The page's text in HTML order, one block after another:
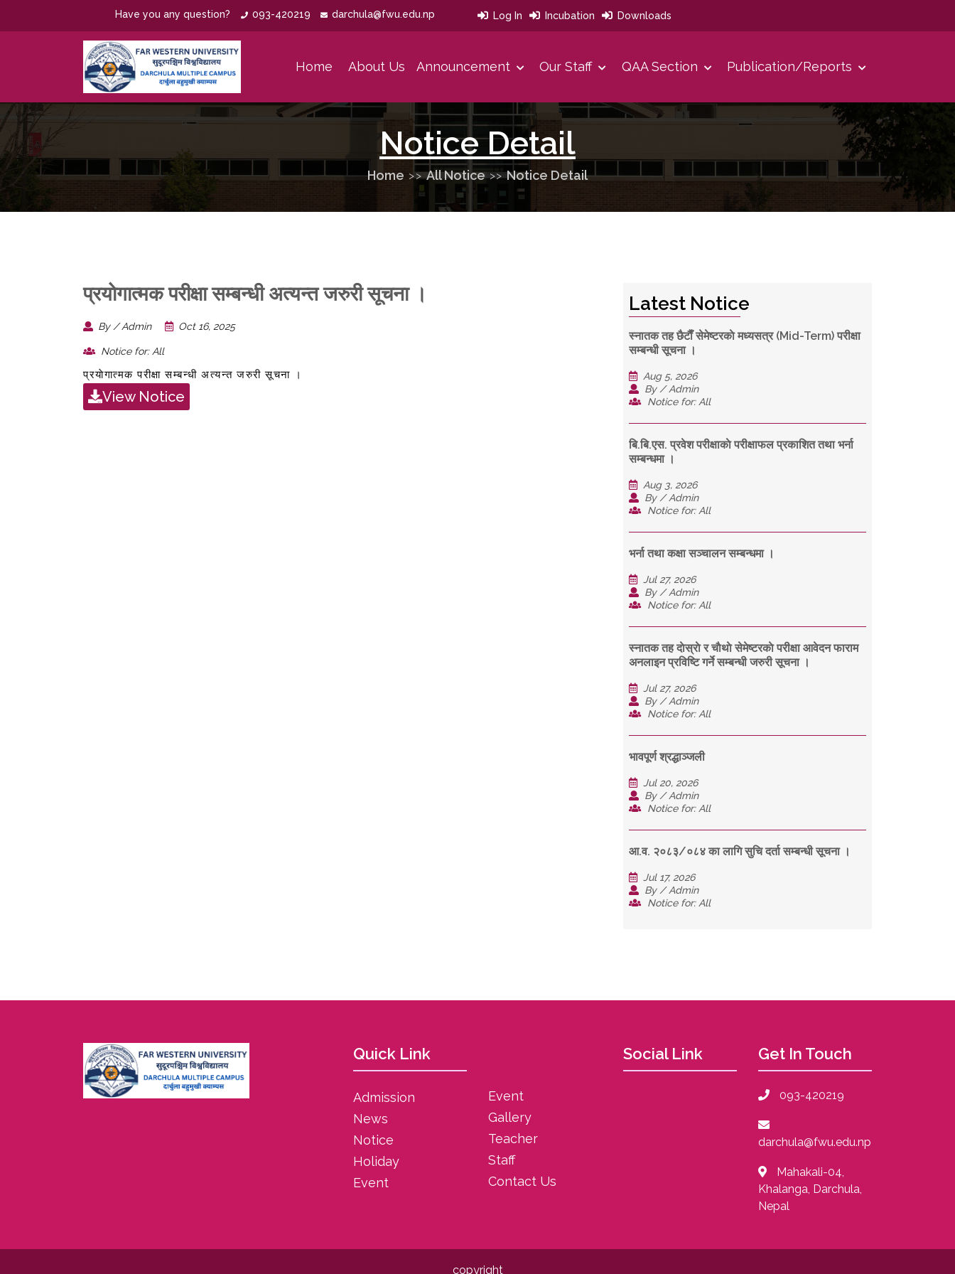
Have you any question? 093-420219 darchula@fwu.edu.np Log In Incubation Downloads
Home About Us Announcement Our Staff QAA Section Publication/Reports
Notice Detail
Home All Notice Notice Detail
प्रयाेगात्मक परीक्षा सम्बन्धी अत्यन्त जरुरी सूचना ।
By / Admin Oct 16, 2025
Notice for: All
प्रयाेगात्मक परीक्षा सम्बन्धी अत्यन्त जरुरी सूचना ।
View Notice
Latest Notice
स्नातक तह छैटाैँ सेमेष्टरकाे मध्यसत्र (Mid-Term) परीक्षा
सम्बन्धी सूचना ।
Aug 5, 2026
By / Admin
Notice for: All
बि.बि.एस. प्रवेश परीक्षाकाे परीक्षाफल प्रकाशित तथा भर्ना
सम्बन्धमा ।
Aug 3, 2026
By / Admin
Notice for: All
भर्ना तथा कक्षा सञ्चालन सम्बन्धमा ।
Jul 27, 2026
By / Admin
Notice for: All
स्नातक तह दाेस्राे र चाैथाे सेमेष्टरकाे परीक्षा आवेदन फाराम
अनलाइन प्रविष्टि गर्ने सम्बन्धी जरुरी सूचना ।
Jul 27, 2026
By / Admin
Notice for: All
भावपूर्ण श्रद्धाञ्जली
Jul 20, 2026
By / Admin
Notice for: All
आ.व. २०८३/०८४ का लागि सुचि दर्ता सम्बन्धी सूचना ।
Jul 17, 2026
By / Admin
Notice for: All
Quick Link
Admission
News
Notice
Holiday
Event
Event
Gallery
Teacher
Staff
Contact Us
Social Link Get In Touch
093-420219
darchula@fwu.edu.np
Mahakali-04,
Khalanga, Darchula,
Nepal
copyright